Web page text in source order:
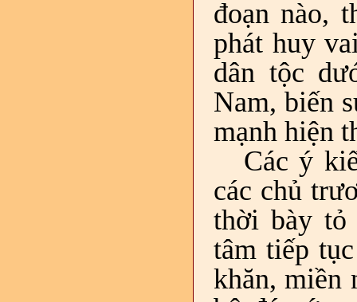
đoạn nào,
phát huy
dân tộc
Nam, biến
mạnh hiện
Các ý
các chủ
thời bày tỏ
tâm tiếp
khăn, miền